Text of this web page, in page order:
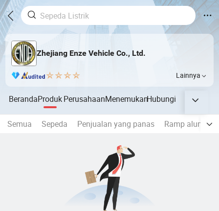
Zhejiang Enze Vehicle Co., Ltd.
Lainnya
BerandaProdukPerusahaanMenemukanHubungi
Semua Sepeda Penjualan yang panas Ramp